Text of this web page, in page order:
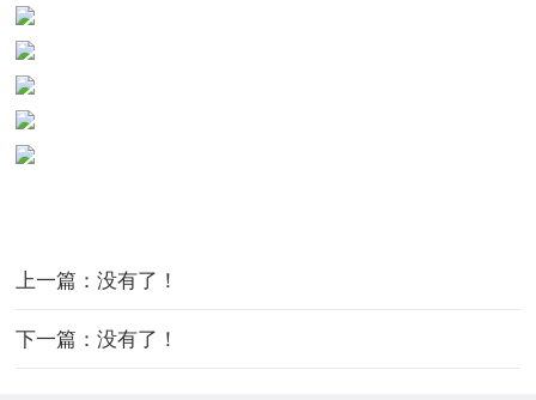
上一篇：没有了！
下一篇：没有了！